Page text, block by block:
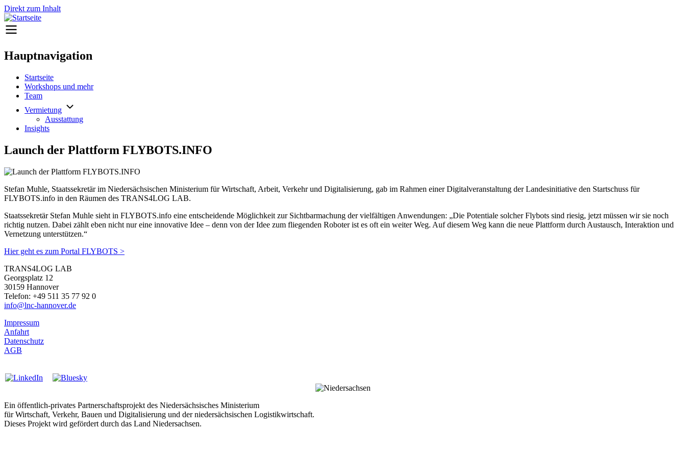
Direkt zum Inhalt
Hauptnavigation
Startseite
Workshops und mehr
Team
Vermietung
Ausstattung
Insights
Launch der Plattform FLYBOTS.INFO
Stefan Muhle, Staatssekretär im Niedersächsischen Ministerium für Wirtschaft, Arbeit, Verkehr und Digitalisierung, gab im Rahmen einer Digitalveranstaltung der Landesinitiative den Startschuss für
FLYBOTS.info in den Räumen des TRANS4LOG LAB.
Staatssekretär Stefan Muhle sieht in FLYBOTS.info eine entscheidende Möglichkeit zur Sichtbarmachung der vielfältigen Anwendungen: „Die Potentiale solcher Flybots sind riesig, jetzt müssen wir sie noch
richtig nutzen. Dabei zählt eben nicht nur eine innovative Idee – denn von der Idee zum fliegenden Roboter ist es oft ein weiter Weg. Auf diesem Weg kann die neue Plattform durch Austausch, Interaktion und
Vernetzung unterstützen.“
Hier geht es zum Portal FLYBOTS >
TRANS4LOG LAB
Georgsplatz 12
30159 Hannover
Telefon: +49 511 35 77 92 0
info@lnc-hannover.de
Impressum
Anfahrt
Datenschutz
AGB
Ein öffentlich-privates Partnerschaftsprojekt des Niedersächsisches Ministerium
für Wirtschaft, Verkehr, Bauen und Digitalisierung und der niedersächsischen Logistikwirtschaft.
Dieses Projekt wird gefördert durch das Land Niedersachsen.